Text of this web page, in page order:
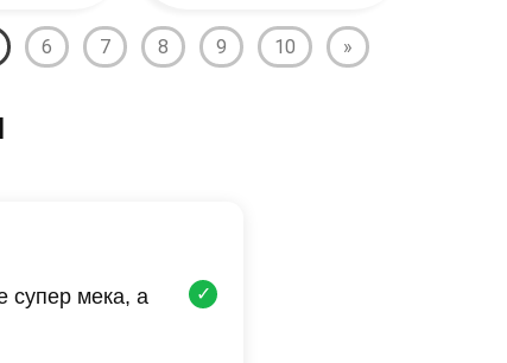
6 7 8 9 10 »
супер мека, а
✓